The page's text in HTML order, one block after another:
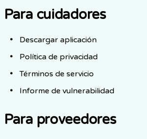
Para cuidadores
Descargar aplicación
Política de privacidad
Términos de servicio
Informe de vulnerabilidad
Para proveedores